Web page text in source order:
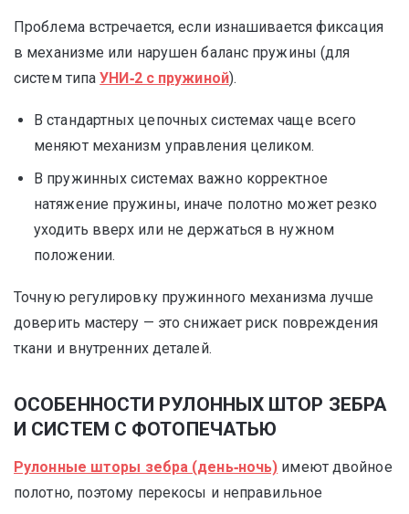
Проблема встречается, если изнашивается фиксация
в механизме или нарушен баланс пружины (для
систем типаУНИ‑2 с пружиной).
В стандартных цепочных системах чаще всего
меняют механизм управления целиком.
В пружинных системах важно корректное
натяжение пружины, иначе полотно может резко
уходить вверх или не держаться в нужном
положении.
Точную регулировку пружинного механизма лучше
доверить мастеру — это снижает риск повреждения
ткани и внутренних деталей.
ОСОБЕННОСТИ РУЛОННЫХ ШТОР ЗЕБРА
И СИСТЕМ С ФОТОПЕЧАТЬЮ
Рулонные шторы зебра (день‑ночь) имеют двойное
полотно, поэтому перекосы и неправильное